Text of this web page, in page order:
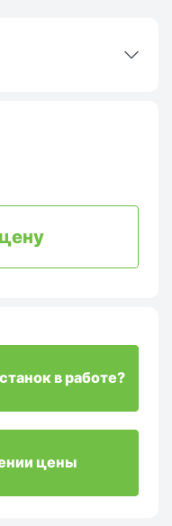
в работе?
цены